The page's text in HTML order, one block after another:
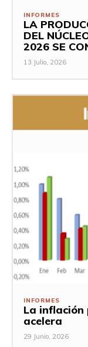
INFORMES
LA
DEL
2026 SE
13 Julio, 2026
INFORMES
La inflación
acelera
29 Junio, 2026